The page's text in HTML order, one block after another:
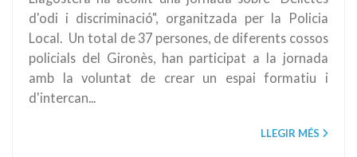
d'odi i discriminació", organitzada per la Policia
Local. Un total de 37 persones, de diferents cossos
policials del Gironès, han participat a la jornada
amb la voluntat de crear un espai formatiu i
d'intercan...
LLEGIR MÉS